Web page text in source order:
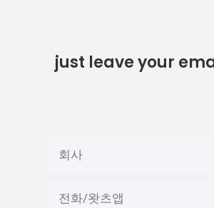
just leave your
회사
전화/왓츠앱